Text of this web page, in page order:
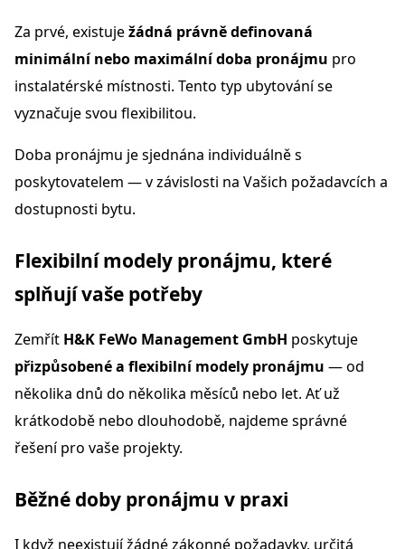
Za prvé, existuježádná právně definovaná
minimální nebo maximální doba pronájmu pro
instalatérské místnosti. Tento typ ubytování se
vyznačuje svou flexibilitou.
Doba pronájmu je sjednána individuálně s
poskytovatelem — v závislosti na Vašich požadavcích a
dostupnosti bytu.
Flexibilní modely pronájmu, které
splňují vaše potřeby
Zemřít H&K FeWo Management GmbH poskytuje
přizpůsobené a flexibilní modely pronájmu — od
několika dnů do několika měsíců nebo let. Ať už
krátkodobě nebo dlouhodobě, najdeme správné
řešení pro vaše projekty.
Běžné doby pronájmu v praxi
I když neexistují žádné zákonné požadavky, určitá